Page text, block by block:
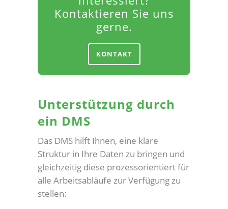
Kontaktieren Sie uns
gerne.
KONTAKT
Unterstützung durch
ein DMS
Das DMS hilft Ihnen, eine klare
Struktur in Ihre Daten zu bringen und
gleichzeitig diese prozessorientiert für
alle Arbeitsabläufe zur Verfügung zu
stellen: